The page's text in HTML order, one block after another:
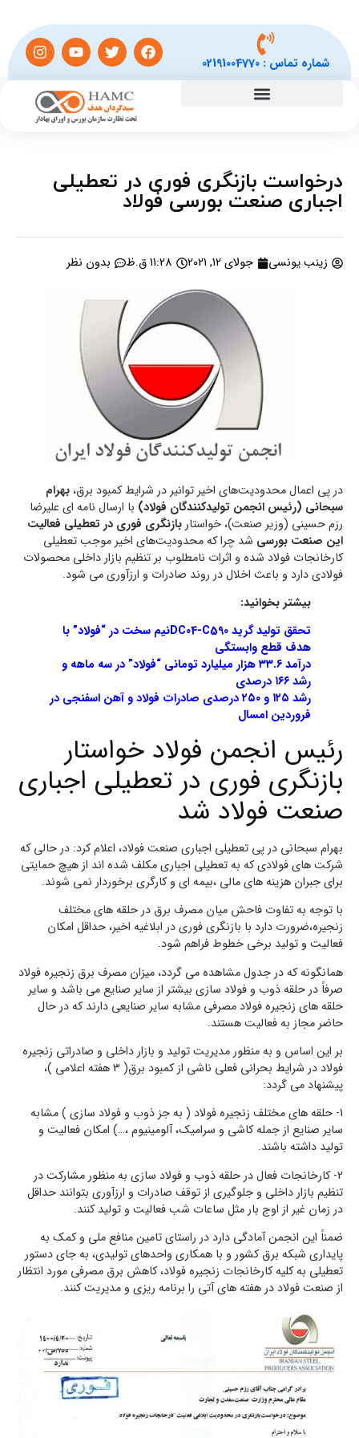
شماره تماس :02191004770
درخواست بازنگری فوری در تعطیلی
اجباری صنعت بورسی فولاد
زینب یونسی جولای 12, 2021 11:28 ق.ظ بدون نظر
در پی اعمال محدودیت‌های اخیر توانیر در شرایط کمبود برق،بهرام
سبحانی (رئیس انجمن تولیدکنندگان فولاد) با ارسال نامه ای علیرضا
رزم حسینی (وزیر صنعت)، خواستاربازنگری فوری در تعطیلی فعالیت
این صنعت بورسی شد چرا که محدودیت‌های اخیر موجب تعطیلی
کارخانجات فولاد شده و اثرات نامطلوب بر تنظیم بازار داخلی محصولات
فولادی دارد و باعث اخلال در روند صادرات و ارزآوری می شود.
بیشتر بخوانید:
تحقق تولید گرید DC04-C590نیم سخت در “فولاد” با
هدف قطع وابستگی
درآمد ۳۳.۶ هزار میلیارد تومانی “فولاد” در سه ماهه و
رشد ۱۶۶ درصدی
رشد ۱۲۵ و ۲۵۰ درصدی صادرات فولاد و آهن اسفنجی در
فروردین امسال
رئیس انجمن فولاد خواستار
بازنگری فوری در تعطیلی اجباری
صنعت فولاد شد
بهرام سبحانی در پی تعطیلی اجباری صنعت فولاد، اعلام کرد: در حالی که
شرکت های فولادی که به تعطیلی اجباری مکلف شده اند از هیچ حمایتی
برای جبران هزینه های مالی ،بیمه ای و کارگری برخوردار نمی شوند.
با توجه به تفاوت فاحش میان مصرف برق در حلقه های مختلف
زنجیره،ضرورت دارد با بازنگری فوری در ابلاغیه اخیر، حداقل امکان
فعالیت و تولید برخی خطوط فراهم شود.
همانگونه که در جدول مشاهده می گردد، میزان مصرف برق زنجیره فولاد
صرفاً در حلقه ذوب و فولاد سازی بیشتر از سایر صنایع می باشد و سایر
حلقه های زنجیره فولاد مصرفی مشابه سایر صنایعی دارند که در حال
حاضر مجاز به فعالیت هستند.
بر این اساس و به منظور مدیریت تولید و بازار داخلی و صادراتی زنجیره
فولاد در شرایط بحرانی فعلی ناشی از کمبود برق( 3 هفته اعلامی )،
پیشنهاد می گردد:
1- حلقه های مختلف زنجیره فولاد ( به جز ذوب و فولاد سازی ) مشابه
سایر صنایع از جمله کاشی و سرامیک، آلومینیوم ،…) امکان فعالیت و
تولید داشته باشند.
2- کارخانجات فعال در حلقه ذوب و فولاد سازی به منظور مشارکت در
تنظیم بازار داخلی و جلوگیری از توقف صادرات و ارزآوری بتوانند حداقل
در زمان غیر از اوج بار مثل ساعات شب فعالیت و تولید کنند.
ضمناً این انجمن آمادگی دارد در راستای تامین منافع ملی و کمک به
پایداری شبکه برق کشور و با همکاری واحدهای تولیدی، به جای دستور
تعطیلی به کلیه کارخانجات زنجیره فولاد، کاهش برق مصرفی مورد انتظار
از صنعت فولاد در هفته های آتی را برنامه ریزی و مدیریت کنند.